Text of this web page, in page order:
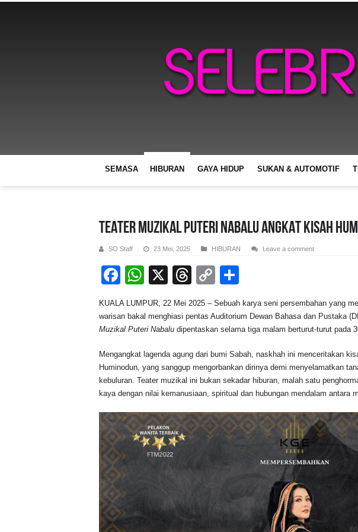
SEMASA HIBURAN GAYA HIDUP SUKAN & AUTOMOTIF
TEATER MUZIKAL PUTERI NABALU ANGKAT KISAH
SO Staff 23 Mei, 2025 HIBURAN Leave a comment
F
c
e
b
o
o
k
W
at
s
A
p
p
X
T
e
a
d
s
C
p
y
Li
n
k
ar
e
KUALA LUMPUR, 22 Mei 2025 – Sebuah karya seni persembahan yang
warisan bakal menghiasi pentas Auditorium Dewan Bahasa dan Pustaka
Muzikal Puteri Nabalu dipentaskan selama tiga malam berturut-turut pada
Mengangkat lagenda agung dari bumi Sabah, naskhah ini menceritakan
Huminodun, yang sanggup mengorbankan dirinya demi menyelamatkan
kebuluran. Teater muzikal ini bukan sekadar hiburan, malah satu
kaya dengan nilai kemanusiaan, spiritual dan hubungan mendalam antara